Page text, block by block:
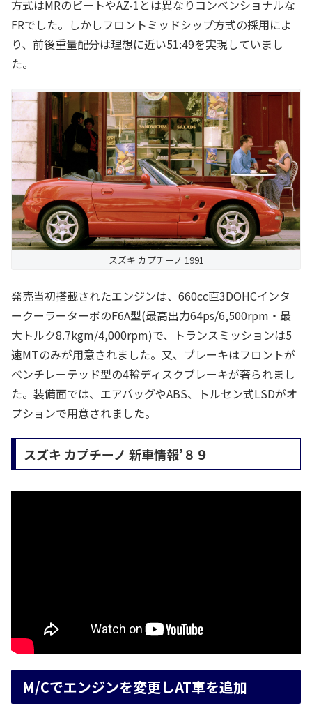
方式はMRのビートやAZ-1とは異なりコンベンショナルな
FRでした。しかしフロントミッドシップ方式の採用によ
り、前後重量配分は理想に近い51:49を実現していまし
た。
スズキ カプチーノ 1991
発売当初搭載されたエンジンは、660cc直3DOHCインタ
ークーラーターボのF6A型(最高出力64ps/6,500rpm・最
大トルク8.7kgm/4,000rpm)で、トランスミッションは5
速MTのみが用意されました。又、ブレーキはフロントが
ベンチレーテッド型の4輪ディスクブレーキが奢られまし
た。装備面では、エアバッグやABS、トルセン式LSDがオ
プションで用意されました。
スズキ カプチーノ 新車情報’８９
M/Cでエンジンを変更しAT車を追加